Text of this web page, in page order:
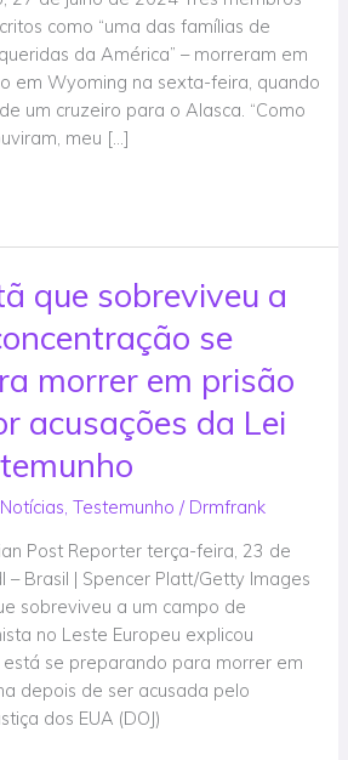
como “uma das famílias de
da América” – morreram em
em Wyoming na sexta-feira, quando
um cruzeiro para o Alasca. “Como
meu […]
que sobreviveu a
se
morrer em prisão
acusações da Lei
Notícias ,Testemunho / Drmfrank
Post Reporter terça-feira, 23 de
– Brasil | Spencer Platt/Getty Images
sobreviveu a um campo de
no Leste Europeu explicou
se preparando para morrer em
depois de ser acusada pelo
dos EUA (DOJ)